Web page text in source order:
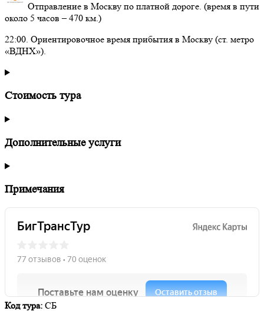
Отправление в Москву по платной дороге. (время в пути
около 5 часов – 470 км.)
22:00. Ориентировочное время прибытия в Москву (ст. метро
«ВДНХ»).
Стоимость тура
Дополнительные услуги
Примечания
Код тура: СБ